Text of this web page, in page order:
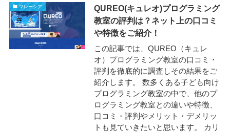
マレーシア
QUREO(キュレオ)プログラミング
教室の評判は？ネット上の口コミ
や特徴をご紹介！
この記事では、QUREO（キュレ
オ）プログラミング教室の口コミ・
評判を徹底的に調査しその結果をご
紹介します。 数多くある子ども向け
プログラミング教室の中で、他のプ
ログラミング教室との違いや特徴、
口コミ・評判やメリット・デメリッ
トも見ていきたいと思います。 カリ